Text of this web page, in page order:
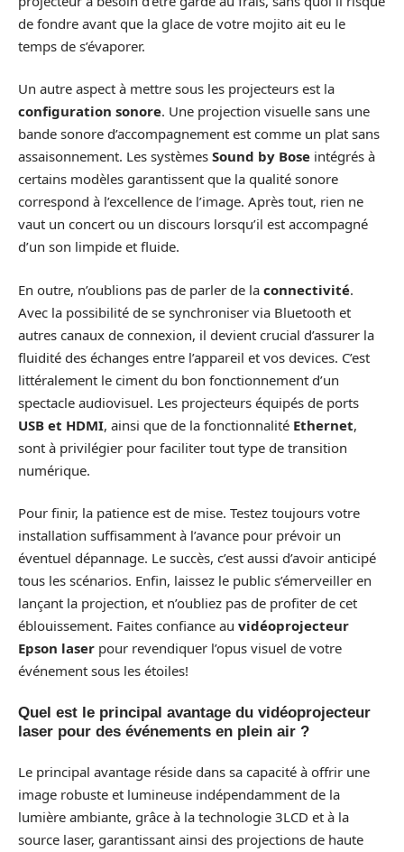
de fondre avant que la glace de votre mojito ait eu le
temps de s’évaporer.
Un autre aspect à mettre sous les projecteurs est la
configuration sonore. Une projection visuelle sans une
bande sonore d’accompagnement est comme un plat sans
assaisonnement. Les systèmes Sound by Bose intégrés à
certains modèles garantissent que la qualité sonore
correspond à l’excellence de l’image. Après tout, rien ne
vaut un concert ou un discours lorsqu’il est accompagné
d’un son limpide et fluide.
En outre, n’oublions pas de parler de la connectivité.
Avec la possibilité de se synchroniser via Bluetooth et
autres canaux de connexion, il devient crucial d’assurer la
fluidité des échanges entre l’appareil et vos devices. C’est
littéralement le ciment du bon fonctionnement d’un
spectacle audiovisuel. Les projecteurs équipés de ports
USB et HDMI, ainsi que de la fonctionnalité Ethernet,
sont à privilégier pour faciliter tout type de transition
numérique.
Pour finir, la patience est de mise. Testez toujours votre
installation suffisamment à l’avance pour prévoir un
éventuel dépannage. Le succès, c’est aussi d’avoir anticipé
tous les scénarios. Enfin, laissez le public s’émerveiller en
lançant la projection, et n’oubliez pas de profiter de cet
éblouissement. Faites confiance au vidéoprojecteur
Epson laser pour revendiquer l’opus visuel de votre
événement sous les étoiles!
Quel est le principal avantage du vidéoprojecteur
laser pour des événements en plein air ?
Le principal avantage réside dans sa capacité à offrir une
image robuste et lumineuse indépendamment de la
lumière ambiante, grâce à la technologie 3LCD et à la
source laser, garantissant ainsi des projections de haute